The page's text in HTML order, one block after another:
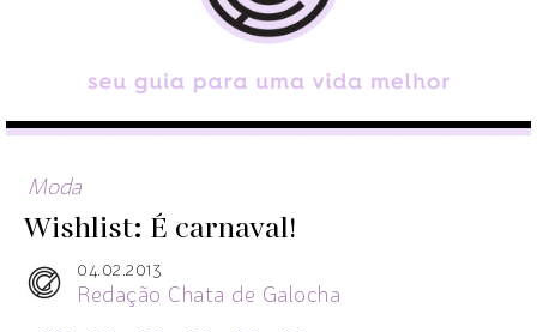
Moda
Wishlist: É carnaval!
04.02.2013
Redação Chata de Galocha